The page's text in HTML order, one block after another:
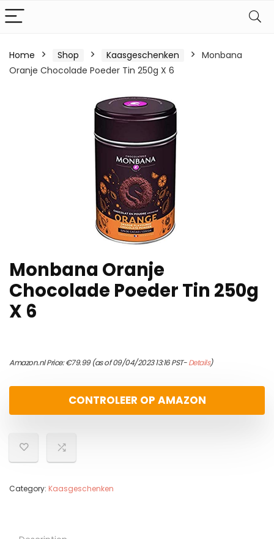
Home Shop Kaasgeschenken
Monbana
Oranje Chocolade Poeder Tin 250g X 6
Monbana Oranje
Chocolade Poeder Tin 250g
X 6
Amazon.nl Price:€79.99(as of 09/04/2023 13:16 PST-Details)
CONTROLEER OP AMAZON
Category: Kaasgeschenken